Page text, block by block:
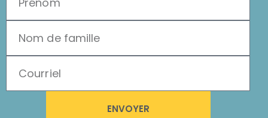
ENVOYER